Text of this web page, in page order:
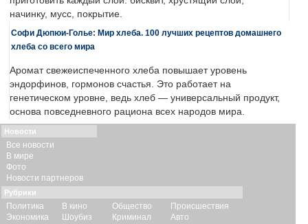
начинку, мусс, покрытие.
Софи Дюпюи-Голье: Мир хлеба. 100 лучших рецептов домашнего
хлеба со всего мира
Аромат свежеиспеченного хлеба повышает уровень
эндорфинов, гормонов счастья. Это работает на
генетическом уровне, ведь хлеб — универсальный продукт,
основа повседневного рациона всех народов мира.
Новости
Все новости
В мире
Фото
Новости партнеров
Рубрики
Политика
Экономика
В кино
Шоубиз
Общество
Криминал
Происшествия
Авто